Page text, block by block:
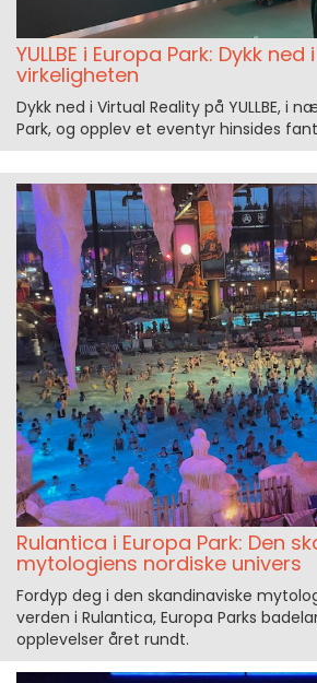
YULLBE i Europa Park: Dykk
virkeligheten
Dykk ned i Virtual Reality på YULLBE, i
Park, og opplev et eventyr hinsides
Rulantica i Europa Park: Den
mytologiens nordiske univers
Fordyp deg i den skandinaviske
verden i Rulantica, Europa Parks
opplevelser året rundt.